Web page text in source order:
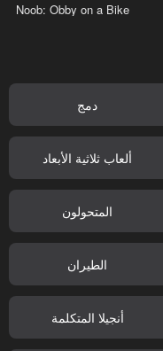
Noob: Obby on a Bike
دمج
ألعاب ثلاثية الأبعاد
المتحولون
الطيران
أنجيلا المتكلمة